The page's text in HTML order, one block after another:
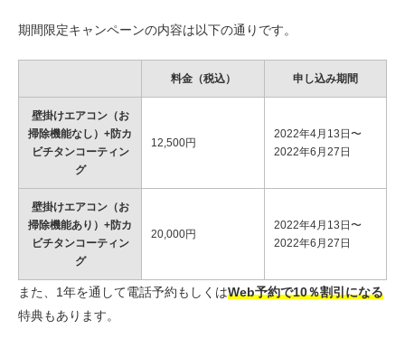
期間限定キャンペーンの内容は以下の通りです。
料金（税込） 申し込み期間
壁掛けエアコン（お
掃除機能なし）+防カ
ビチタンコーティン
グ
12,500円
2022年4月13日〜
2022年6月27日
壁掛けエアコン（お
掃除機能あり）+防カ
ビチタンコーティン
グ
20,000円
2022年4月13日〜
2022年6月27日
また、1年を通して電話予約もしくはWeb予約で10％割引になる
特典もあります。